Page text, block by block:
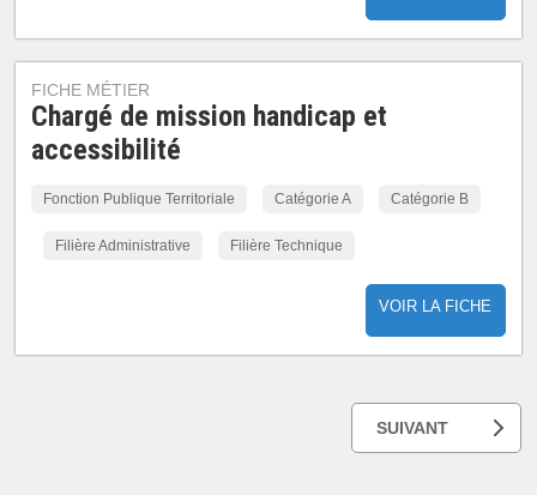
FICHE MÉTIER
Chargé de mission handicap et
accessibilité
Fonction Publique Territoriale Catégorie A Catégorie B
Filière Administrative Filière Technique
VOIR LA FICHE
SUIVANT